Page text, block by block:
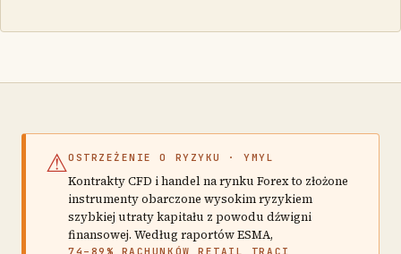
⚠OSTRZEŻENIE O RYZYKU · YMYL
Kontrakty CFD i handel na rynku Forex to złożone
instrumenty obarczone wysokim ryzykiem
szybkiej utraty kapitału z powodu dźwigni
finansowej. Według raportów ESMA,
74–89% RACHUNKÓW RETAIL TRACI